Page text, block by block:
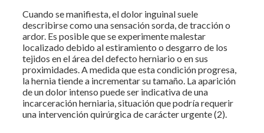
Cuando se manifiesta, el dolor inguinal suele
describirse como una sensación sorda, de tracción o
ardor. Es posible que se experimente malestar
localizado debido al estiramiento o desgarro de los
tejidos en el área del defecto herniario o en sus
proximidades. A medida que esta condición progresa,
la hernia tiende a incrementar su tamaño. La aparición
de un dolor intenso puede ser indicativa de una
incarceración herniaria, situación que podría requerir
una intervención quirúrgica de carácter urgente (2).